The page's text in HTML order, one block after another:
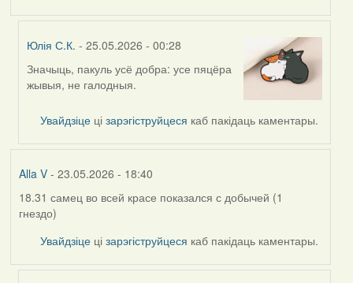
Юлія С.К. - 25.05.2026 - 00:28
In
reply
Значыць, пакуль усё добра: усе пяцёра
жывыя, не галодныя.
Увайдзіце цізарэгіструйцеся каб пакідаць каментары.
Alla V- 23.05.2026 - 18:40
18.31 самец во всей красе показался с добычей (1
гнездо)
Увайдзіце цізарэгіструйцеся каб пакідаць каментары.